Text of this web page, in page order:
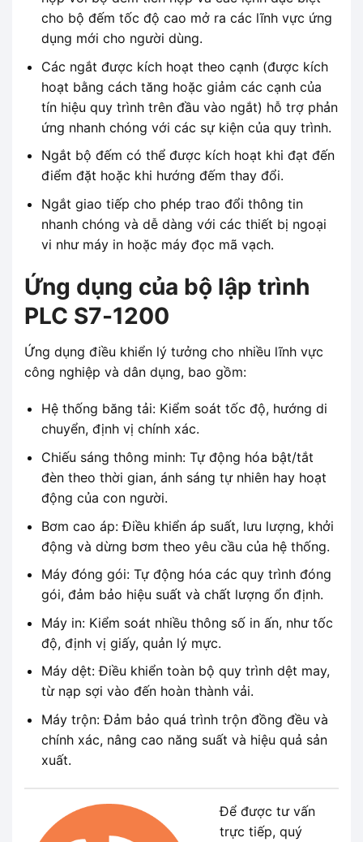
cho bộ đếm tốc độ cao mở ra các lĩnh vực ứng
dụng mới cho người dùng.
Các ngắt được kích hoạt theo cạnh (được kích
hoạt bằng cách tăng hoặc giảm các cạnh của
tín hiệu quy trình trên đầu vào ngắt) hỗ trợ phản
ứng nhanh chóng với các sự kiện của quy trình.
Ngắt bộ đếm có thể được kích hoạt khi đạt đến
điểm đặt hoặc khi hướng đếm thay đổi.
Ngắt giao tiếp cho phép trao đổi thông tin
nhanh chóng và dễ dàng với các thiết bị ngoại
vi như máy in hoặc máy đọc mã vạch.
Ứng dụng của bộ lập trình
PLC S7-1200
Ứng dụng điều khiển lý tưởng cho nhiều lĩnh vực
công nghiệp và dân dụng, bao gồm:
Hệ thống băng tải: Kiểm soát tốc độ, hướng di
chuyển, định vị chính xác.
Chiếu sáng thông minh: Tự động hóa bật/tắt
đèn theo thời gian, ánh sáng tự nhiên hay hoạt
động của con người.
Bơm cao áp: Điều khiển áp suất, lưu lượng, khởi
động và dừng bơm theo yêu cầu của hệ thống.
Máy đóng gói: Tự động hóa các quy trình đóng
gói, đảm bảo hiệu suất và chất lượng ổn định.
Máy in: Kiểm soát nhiều thông số in ấn, như tốc
độ, định vị giấy, quản lý mực.
Máy dệt: Điều khiển toàn bộ quy trình dệt may,
từ nạp sợi vào đến hoàn thành vải.
Máy trộn: Đảm bảo quá trình trộn đồng đều và
chính xác, nâng cao năng suất và hiệu quả sản
xuất.
Để được tư vấn
trực tiếp, quý